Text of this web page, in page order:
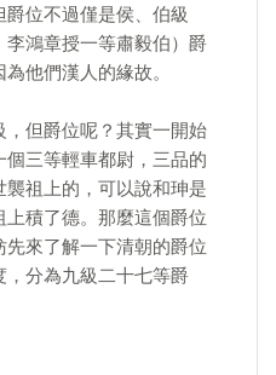
位不過僅是侯、伯級
李鴻章授一等肅毅伯）爵
他們漢人的緣故。
但爵位呢？其實一開始
三等輕車都尉，三品的
祖上的，可以說和珅是
積了德。那麼這個爵位
來了解一下清朝的爵位
分為九級二十七等爵